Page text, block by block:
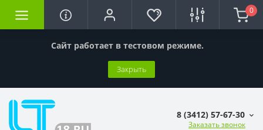
Сайт работает в тестовом режиме.
Закрыть
0
8 (3412) 57-67-30
Заказать звонок